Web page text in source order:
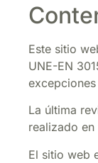
Este sitio
UNE-EN
excepciones
La última
realizado en
El sitio web